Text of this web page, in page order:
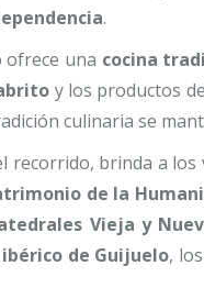
.
ofrece una cocina
y los productos
culinaria se
recorrido, brinda a
de la
Vieja y
de Guijuelo, los